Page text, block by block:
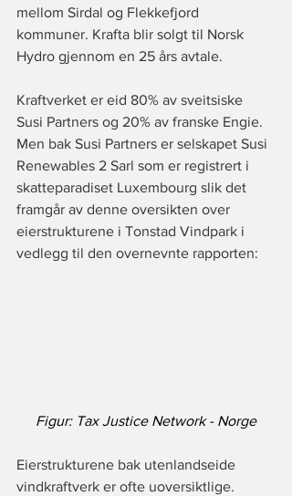
mellom Sirdal og Flekkefjord
kommuner. Krafta blir solgt til Norsk
Hydro gjennom en 25 års avtale.
Kraftverket er eid 80% av sveitsiske
Susi Partners og 20% av franske Engie.
Men bak Susi Partners er selskapet Susi
Renewables 2 Sarl som er registrert i
skatteparadiset Luxembourg slik det
framgår av denne oversikten over
eierstrukturene i Tonstad Vindpark i
vedlegg til den overnevnte rapporten:
Figur: Tax Justice Network - Norge
Eierstrukturene bak utenlandseide
vindkraftverk er ofte uoversiktlige.